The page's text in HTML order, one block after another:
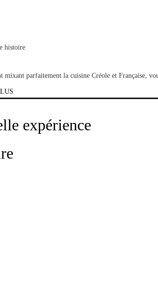
histoire
mixant parfaitement la cuisine Créole et Française,
expérience